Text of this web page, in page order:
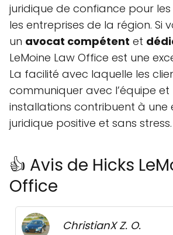
juridique de confiance pour
les entreprises de la région. Si
un avocat compétent et
LeMoine Law Office est une
La facilité avec laquelle les
communiquer avec l’équipe
installations contribuent à une
juridique positive et sans stress.
👍 Avis de Hicks
Office
ChristianX Z. O.